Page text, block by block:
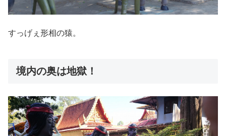
すっげぇ形相の猿。
境内の奥は地獄！